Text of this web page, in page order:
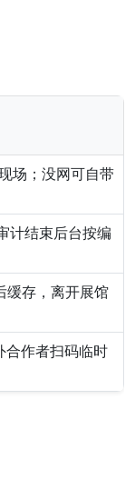
场；没网可自带
计结束后台按编
缓存，离开展馆
合作者扫码临时